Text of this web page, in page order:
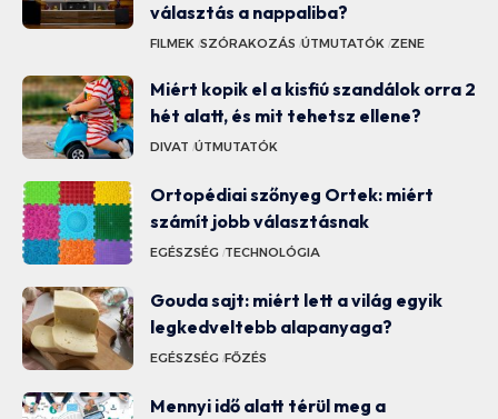
választás a nappaliba?
FILMEK SZÓRAKOZÁS ÚTMUTATÓK ZENE
Miért kopik el a kisfiú szandálok orra 2
hét alatt, és mit tehetsz ellene?
DIVAT ÚTMUTATÓK
Ortopédiai szőnyeg Ortek: miért
számít jobb választásnak
EGÉSZSÉG TECHNOLÓGIA
Gouda sajt: miért lett a világ egyik
legkedveltebb alapanyaga?
EGÉSZSÉG FŐZÉS
Mennyi idő alatt térül meg a